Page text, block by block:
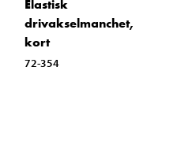
Elastisk
drivakselmanchet,
kort
72-354